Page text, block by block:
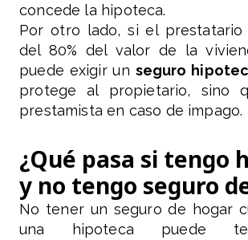
concede la hipoteca.
Por otro lado, si el prestatario
del 80% del valor de la
puede exigir un seguro
protege al propietario, sino
prestamista en caso de impago.
¿Qué pasa si tengo
y no tengo seguro
No tener un seguro de hogar
una hipoteca puede